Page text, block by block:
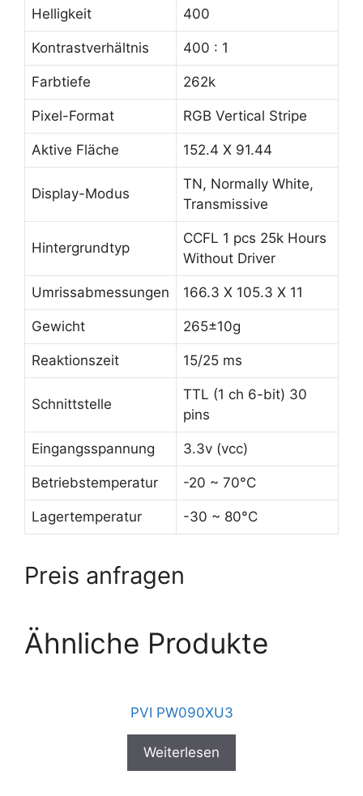
Helligkeit 400
Kontrastverhältnis 400 : 1
Farbtiefe 262k
Pixel-Format RGB Vertical Stripe
Aktive Fläche 152.4 X 91.44
Display-Modus
TN, Normally White,
Transmissive
Hintergrundtyp
CCFL 1 pcs 25k Hours
Without Driver
Umrissabmessungen 166.3 X 105.3 X 11
Gewicht 265±10g
Reaktionszeit 15/25 ms
Schnittstelle
TTL (1 ch 6-bit) 30
pins
Eingangsspannung 3.3v (vcc)
Betriebstemperatur -20 ~ 70°C
Lagertemperatur -30 ~ 80°C
Preis anfragen
Ähnliche Produkte
PVI PW090XU3
Weiterlesen